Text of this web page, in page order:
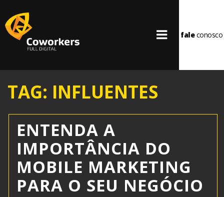
faleconosco
TAG: INFLUENTES
ENTENDA A
IMPORTÂNCIA DO
MOBILE MARKETING
PARA O SEU NEGÓCIO